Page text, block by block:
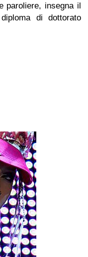
paroliere, insegna il
di dottorato